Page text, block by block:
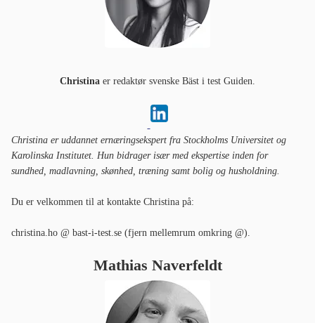
Christina er redaktør svenske Bäst i test Guiden.
Christina er uddannet ernæringsekspert fra Stockholms Universitet og
Karolinska Institutet. Hun bidrager især med ekspertise inden for
sundhed, madlavning, skønhed, træning samt bolig og husholdning.
Du er velkommen til at kontakte Christina på:
christina.ho @ bast-i-test.se (fjern mellemrum omkring @).
Mathias Naverfeldt